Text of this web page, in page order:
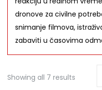
dronove za civilne
snimanje filmova,
zabaviti u časovima
Showing all 7 results